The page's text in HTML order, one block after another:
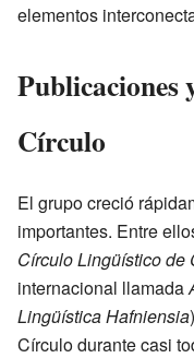
elementos
Publicaciones
Círculo
El grupo creció
importantes. Entre
Círculo Lingüístico de
internacional llamada
Lingüística Hafniensia
Círculo durante casi